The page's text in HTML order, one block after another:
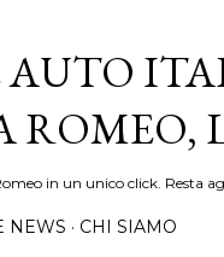
AUTO
in un unico click.
NEWS CHI SIAMO